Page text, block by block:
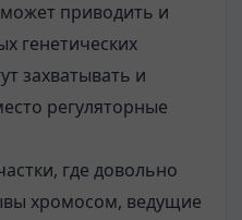
приводить и
генетических
захватывать и
регуляторные
где довольно
хромосом, ведущие